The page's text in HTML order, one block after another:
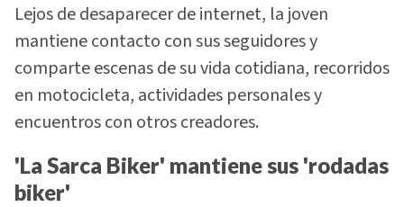
Lejos de desaparecer de internet, la joven
mantiene contacto con sus seguidores y
comparte escenas de su vida cotidiana, recorridos
en motocicleta, actividades personales y
encuentros con otros creadores.
'La Sarca Biker' mantiene sus 'rodadas
biker'